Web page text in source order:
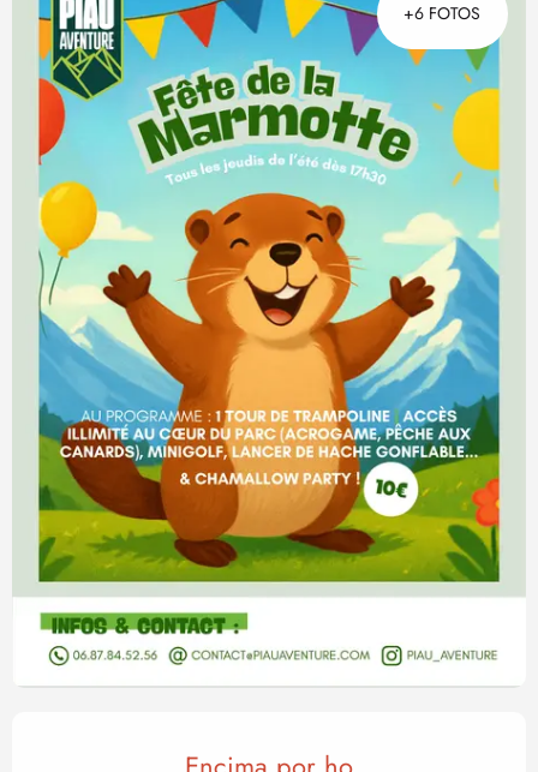
+6 FOTOS
Horarios y datos de